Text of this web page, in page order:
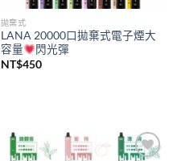
拋棄式
LANA 20000口拋棄式電子煙大
容量
閃光彈
NT$450